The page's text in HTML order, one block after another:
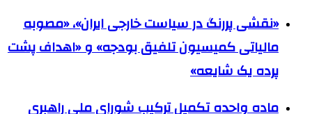
«نقشی پررنگ در سیاست خارجی ایران»، «مصوبه
مالیاتی کمیسیون تلفیق بودجه» و «اهداف پشت
پرده یک شایعه»
ماده واحده تکمیل ترکیب شورای ملی راهبری